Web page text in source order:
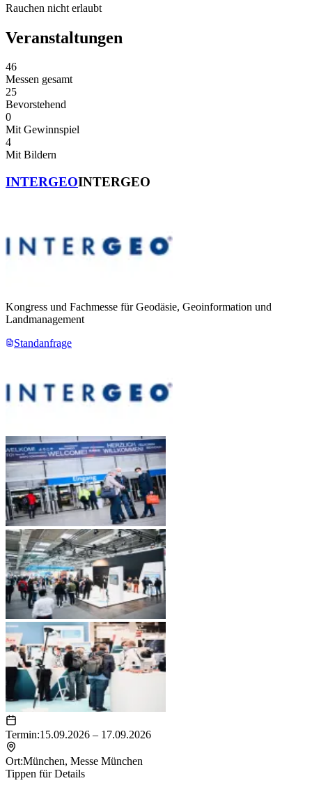
Rauchen nicht erlaubt
Veranstaltungen
46
Messen gesamt
25
Bevorstehend
0
Mit Gewinnspiel
4
Mit Bildern
INTERGEOINTERGEO
Kongress und Fachmesse für Geodäsie, Geoinformation und
Landmanagement
Standanfrage
Termin:15.09.2026 – 17.09.2026
Ort:München, Messe München
Tippen für Details